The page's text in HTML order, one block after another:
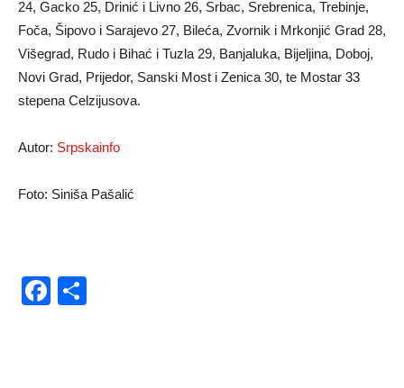
24, Gacko 25, Drinić i Livno 26, Srbac, Srebrenica, Trebinje,
Foča, Šipovo i Sarajevo 27, Bileća, Zvornik i Mrkonjić Grad 28,
Višegrad, Rudo i Bihać i Tuzla 29, Banjaluka, Bijeljina, Doboj,
Novi Grad, Prijedor, Sanski Most i Zenica 30, te Mostar 33
stepena Celzijusova.
Autor: Srpskainfo
Foto: Siniša Pašalić
Facebook